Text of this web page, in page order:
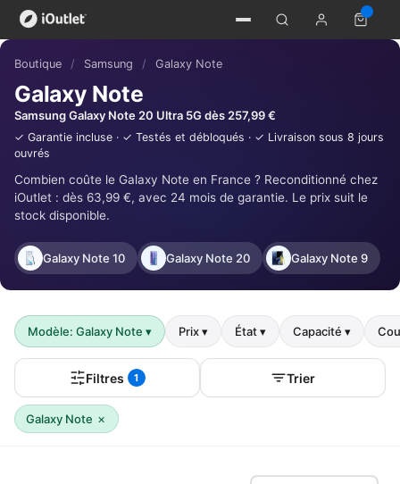
Boutique / Samsung / Galaxy Note
Galaxy Note
Samsung Galaxy Note 20 Ultra 5G dès 257,99 €
✓ Garantie incluse · ✓ Testés et débloqués · ✓ Livraison sous 8 jours
ouvrés
Combien coûte le Galaxy Note en France ? Reconditionné chez
iOutlet : dès 63,99 €, avec 24 mois de garantie. Le prix suit le
stock disponible.
Galaxy Note 10 Galaxy Note 20 Galaxy Note 9
Modèle: Galaxy Note ▾ Prix▾ État▾ Capacité ▾
Filtres 1 Trier
Galaxy Note ×